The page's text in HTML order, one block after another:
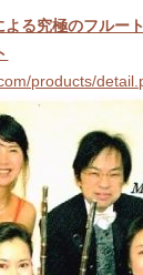
る究極のフルー
products/